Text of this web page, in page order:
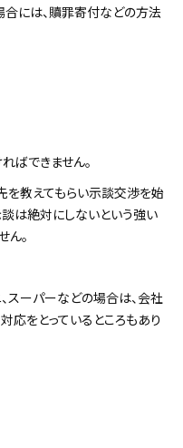
合には、贖罪寄付などの方法
ばできません。
教えてもらい示談交渉を始
は絶対にしないという強い
。
スーパーなどの場合は、会社
応をとっているところもあり